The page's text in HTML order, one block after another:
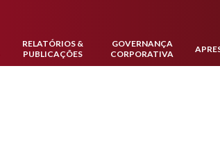
RELATÓRIOS &
PUBLICAÇÕES
GOVERNANÇA
CORPORATIVA